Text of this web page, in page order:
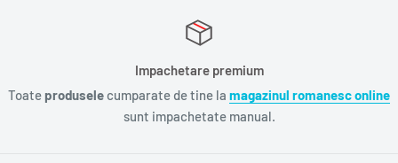
Impachetare premium
Toate produsele cumparate de tine la magazinul romanesc online
sunt impachetate manual.